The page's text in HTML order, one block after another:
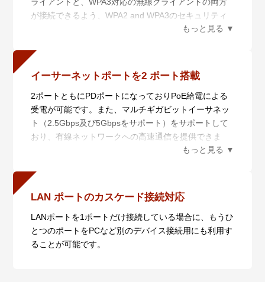
が接続できるよう、WPA2 and WPA3のセキュリティ
※3 本セキュリティー設定はWPAパーソナルとWPAエ
ンタープライズにてご利用いただけます。
イーサーネットポートを2 ポート搭載
2ポートともにPDポートになっておりPoE給電による
受電が可能です。また、マルチギガビットイーサネッ
ト（2.5Gbps及び5Gbpsをサポート）をサポートして
おり、有線ネットワークへの高速通信を提供できま
LAN ポートのカスケード接続対応
LANポートを1ポートだけ接続している場合に、もうひ
とつのポートをPCなど別のデバイス接続用にも利用す
ることが可能です。